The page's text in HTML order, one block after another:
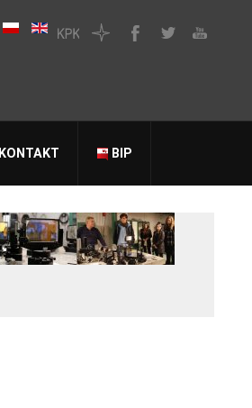
KONTAKT BIP